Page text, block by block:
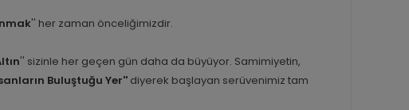
'' her zaman önceliğimizdir.
'' sizinle her geçen gün daha da büyüyor. Samimiyetin,
Buluştuğu Yer'' diyerek başlayan serüvenimiz tam